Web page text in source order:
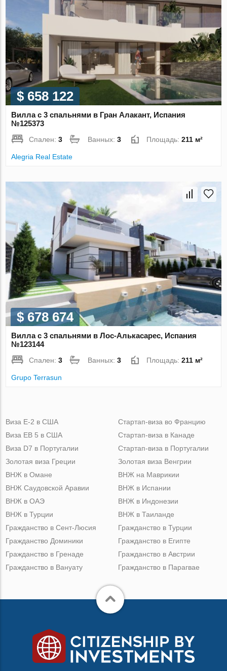
$ 658 122
Вилла с 3 спальнями в Гран Алакант, Испания
№125373
Спален:3 Ванных:3 Площадь:211 м²
Alegria Real Estate
$ 678 674
Вилла с 3 спальнями в Лос-Алькасарес, Испания
№123144
Спален:3 Ванных:3 Площадь:211 м²
Grupo Terrasun
Виза Е-2 в США
Виза ЕВ 5 в США
Виза D7 в Португалии
Золотая виза Греции
Стартап-виза во Францию
Стартап-виза в Канаде
Стартап-виза в Португалии
Золотая виза Венгрии
ВНЖ в Омане
ВНЖ Саудовской Аравии
ВНЖ в ОАЭ
ВНЖ в Турции
ВНЖ на Маврикии
ВНЖ в Испании
ВНЖ в Индонезии
ВНЖ в Таиланде
Гражданство в Сент-Люсия
Гражданство Доминики
Гражданство в Гренаде
Гражданство в Вануату
Гражданство в Турции
Гражданство в Египте
Гражданство в Австрии
Гражданство в Парагвае